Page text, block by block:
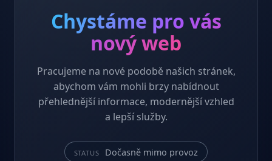
Chystáme pro vás
nový web
Pracujeme na nové podobě našich stránek,
abychom vám mohli brzy nabídnout
přehlednější informace, modernější vzhled
a lepší služby.
STATUS Dočasně mimo provoz